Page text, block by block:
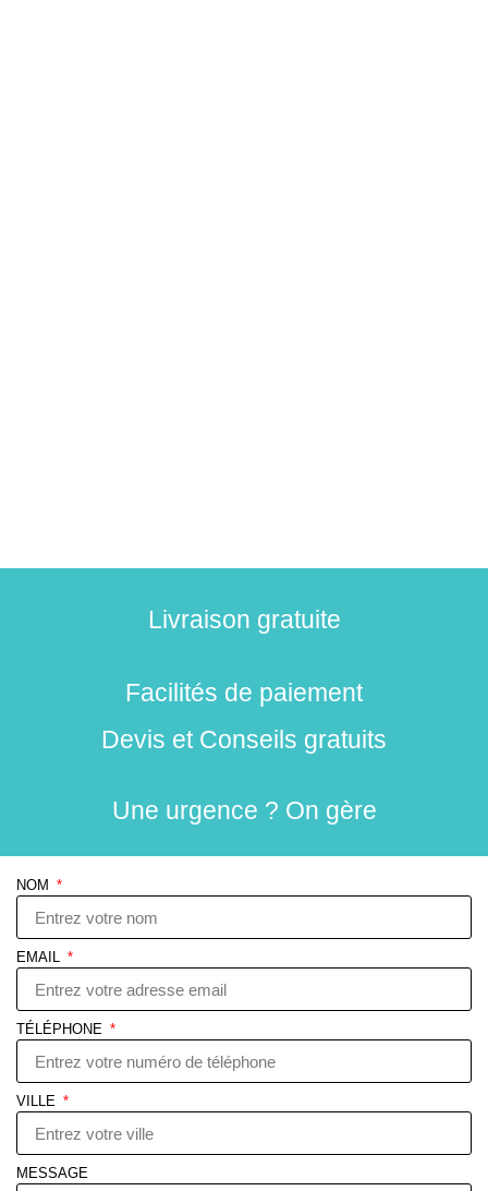
Livraison gratuite
Facilités de paiement
Devis et Conseils gratuits
Une urgence ? On gère
NOM
EMAIL
TÉLÉPHONE
VILLE
MESSAGE